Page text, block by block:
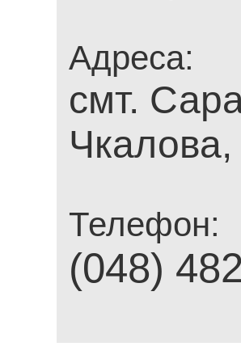
Адреса:
смт.
Чкалова,
Телефон:
(048)